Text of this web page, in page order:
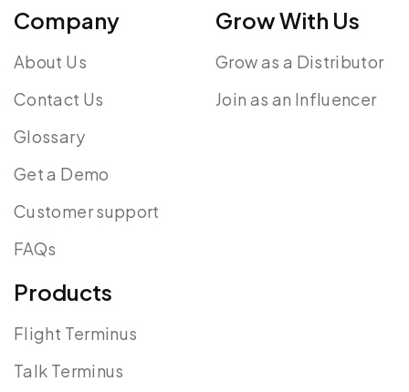
Company
About Us
Contact Us
Glossary
Get a Demo
Customer support
FAQs
Grow With Us
Grow as a Distributor
Join as an Influencer
Products
Flight Terminus
Talk Terminus